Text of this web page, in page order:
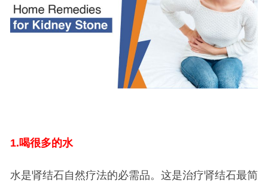
1.喝很多的水
水是肾结石自然疗法的必需品。这是治疗肾结石最简